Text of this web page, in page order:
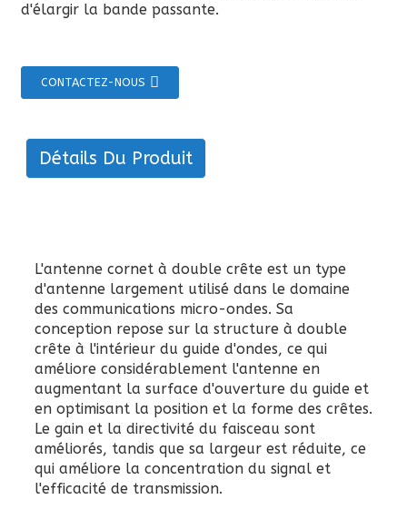
d'élargir la bande passante.
CONTACTEZ-NOUS
Détails Du Produit
L'antenne cornet à double crête est un type
d'antenne largement utilisé dans le domaine
des communications micro-ondes. Sa
conception repose sur la structure à double
crête à l'intérieur du guide d'ondes, ce qui
améliore considérablement l'antenne en
augmentant la surface d'ouverture du guide et
en optimisant la position et la forme des crêtes.
Le gain et la directivité du faisceau sont
améliorés, tandis que sa largeur est réduite, ce
qui améliore la concentration du signal et
l'efficacité de transmission.